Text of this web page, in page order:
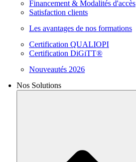
Financement & Modalités d'accès
Satisfaction clients
Les avantages de nos formations
Certification QUALIOPI
Certification DiGiTT®
Nouveautés 2026
Nos Solutions